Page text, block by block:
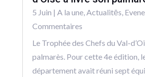
5 Juin | A la une,Actualitēs,
Commentaires
Le Trophée des Chefs du Val-
palmarès. Pour cette 4e édition,
département avait réuni sept